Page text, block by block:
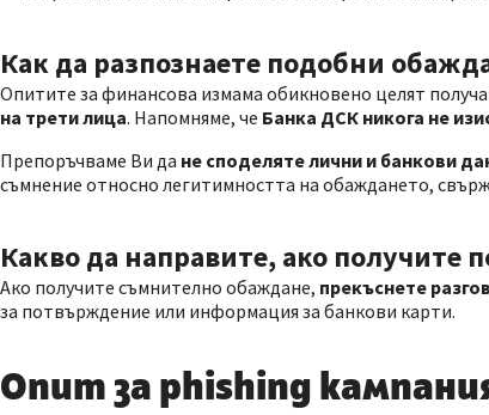
Как да разпознаете подобни
Опитите за финансова измама обикновено целят
на трети лица. Напомняме, че Банка ДСК никога не
Препоръчваме Ви да не споделяте лични и банкови
съмнение относно легитимността на обаждането,
Какво да направите, ако получите
Ако получите съмнително обаждане, прекъснете
за потвърждение или информация за банкови карти.
Опит за phishing